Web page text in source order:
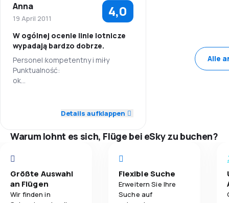
Flugnetz
Ticketpreise
Reisekomfort 4,0
Verpflegung
Anna
19 April 2011 4,0
W ogólnej ocenie linie lotnicze
wypadają bardzo dobrze.
Personel:kompetentny i miły
Punktualność:
ok
Komfort podróży:
ok
ok
Posiłki:
ok
4,0
Ticketpreise 4,0
Details aufklappen
Alle
Warum lohnt es sich, Flüge bei eSky zu buchen?
Größte Auswahl
an Flügen
Wir finden in
Flexible Suche
Erweitern Sie Ihre
Suche auf